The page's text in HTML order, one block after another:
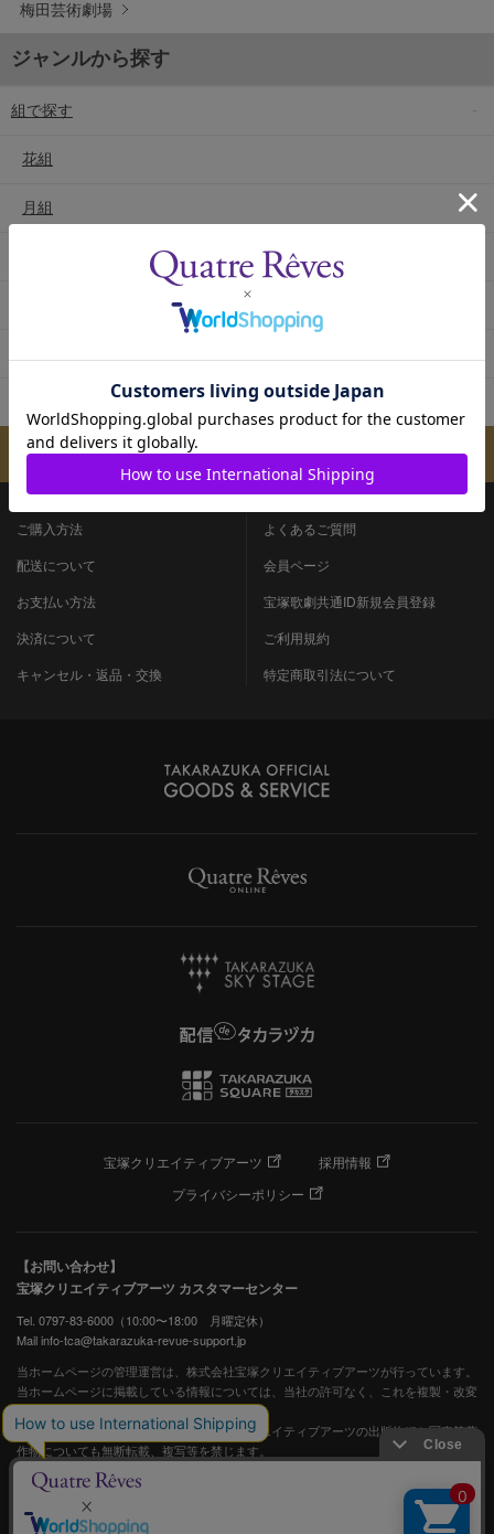
梅田芸術劇場
ジャンルから探す
組で探す
花組
月組
メールマガジンのご案内
ご購入方法
配送について
お支払い方法
決済について
キャンセル・返品・交換
よくあるご質問
会員ページ
宝塚歌劇共通ID新規会員登録
ご利用規約
特定商取引法について
宝塚クリエイティブアーツ
採用情報
プライバシーポリシー
【お問い合わせ】
宝塚クリエイティブアーツ カスタマーセンター
Tel. 0797-83-6000（10:00〜18:00 月曜定休）
Mail info-tca@takarazuka-revue-support.jp
当ホームページの管理運営は、株式会社宝塚クリエイティブアーツが行っています。
当ホームページに掲載している情報については、当社の許可なく、これを複製・改変
することを固く禁止します。
また、阪急電鉄並びに宝塚歌劇団、宝塚クリエイティブアーツの出版物ほか写真等著
作物についても無断転載、複写等を禁じます。
宝塚歌劇公式ホームページ
JASRAC許諾番号：S0507081515